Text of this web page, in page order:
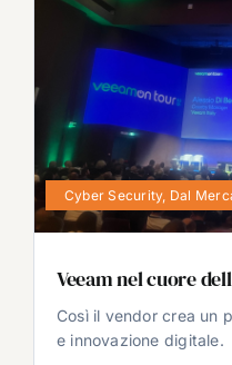
Cyber Security, Dal
Veeam nel cuore
Così il vendor crea un
e innovazione digitale.